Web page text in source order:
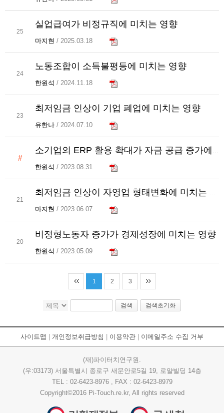
25
실업급여가 비정규직에 미치는 영향
마지현 / 2025.03.18
24
노동조합이 소득불평등에 미치는 영향
한원석 / 2024.11.18
23
최저임금 인상이 기업 폐업에 미치는 영향
유한나 / 2024.07.10
#
소기업의 ERP 활용 확대가 자금 공급 증가에 미치는 영향
한원석 / 2023.08.31
21
최저임금 인상이 자영업 형태변화에 미치는 영향
마지현 / 2023.06.07
20
비정형노동자 증가가 경제성장에 미치는 영향
한원석 / 2023.05.09
1 2 3
검색 검색초기화
사이트맵 개인정보취급방침 이용약관 이메일주소 수집 거부
(재)파이터치연구원.
(우:03173) 서울특별시 종로구 새문안로5길 19, 로얄빌딩 14층
TEL : 02-6423-8976 , FAX : 02-6423-8979
Copyright©2016 Pi-Touch.re.kr, All rights reserved